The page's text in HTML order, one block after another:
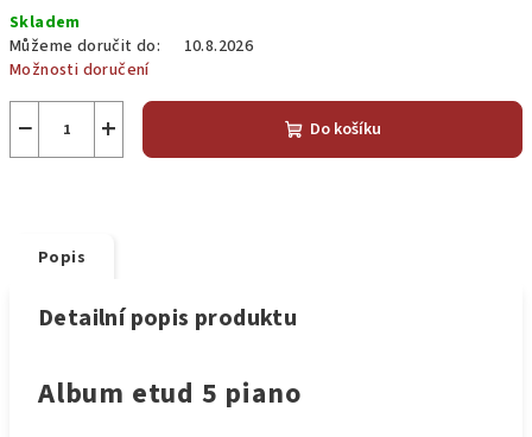
cena:
Skladem
Můžeme doručit do:
10.8.2026
Možnosti doručení
+
− Do košíku
Popis
Detailní popis produktu
Album etud 5 piano